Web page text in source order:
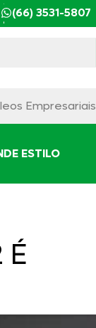
(66) 3531-5807
Empresariais
ESTILO
É